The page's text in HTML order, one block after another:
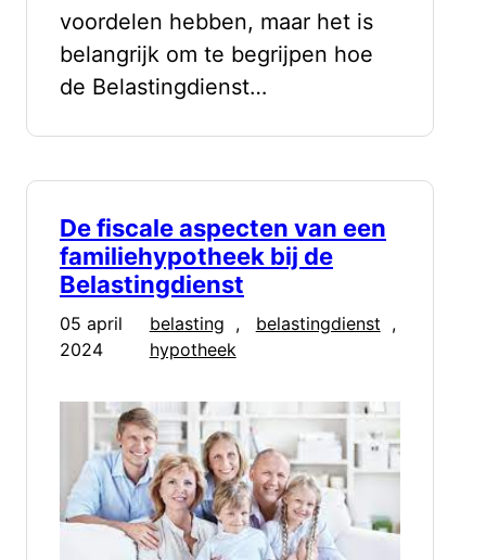
voordelen hebben, maar het is
belangrijk om te begrijpen hoe
de Belastingdienst…
De fiscale aspecten van een
familiehypotheek bij de
Belastingdienst
05 april
2024
belasting , belastingdienst
,
hypotheek